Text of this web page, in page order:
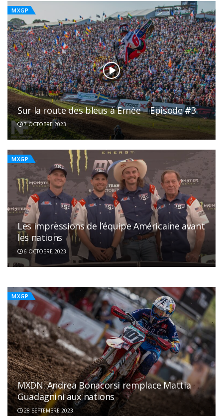
MXGP
Sur la route des bleus à Ernée – Episode #3
7 OCTOBRE 2023
MXGP
Les impressions de l’équipe Américaine avant
les nations
6 OCTOBRE 2023
MXGP
Haakon Osterhagen forfait pour le
Motocross des Nations
4 OCTOBRE 2023
MXGP
MXDN: Andrea Bonacorsi remplace Mattia
Guadagnini aux nations
28 SEPTEMBRE 2023